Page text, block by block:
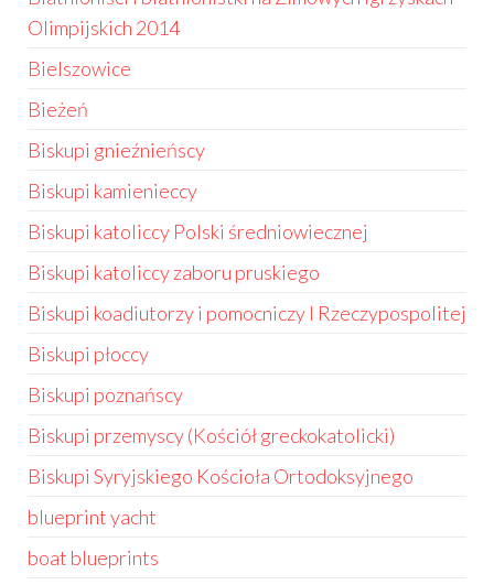
Olimpijskich 2014
Bielszowice
Bieżeń
Biskupi gnieźnieńscy
Biskupi kamienieccy
Biskupi katoliccy Polski średniowiecznej
Biskupi katoliccy zaboru pruskiego
Biskupi koadiutorzy i pomocniczy I Rzeczypospolitej
Biskupi płoccy
Biskupi poznańscy
Biskupi przemyscy (Kościół greckokatolicki)
Biskupi Syryjskiego Kościoła Ortodoksyjnego
blueprint yacht
boat blueprints